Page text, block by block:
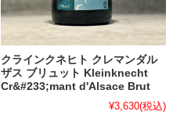
クラインクネヒト クレマンダル
ザス ブリュット Kleinknecht
Cr&#233;mant d'Alsace Brut
¥3,630(税込)